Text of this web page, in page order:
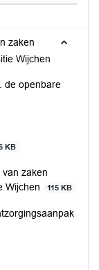
zaken
Wijchen
de openbare
KB
zaken
Wijchen
115 KB